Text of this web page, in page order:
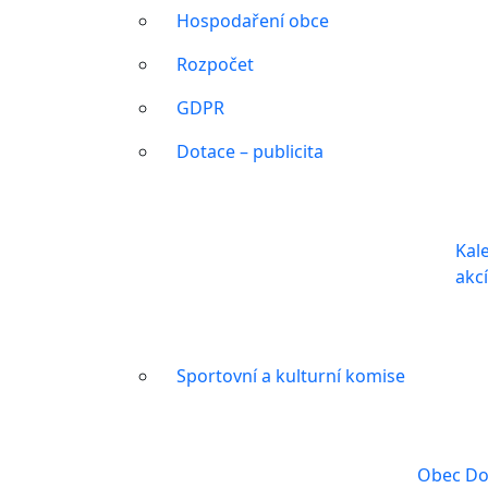
Hospodaření obce
Rozpočet
GDPR
Dotace – publicita
akcí
Sportovní a kulturní komise
Obec